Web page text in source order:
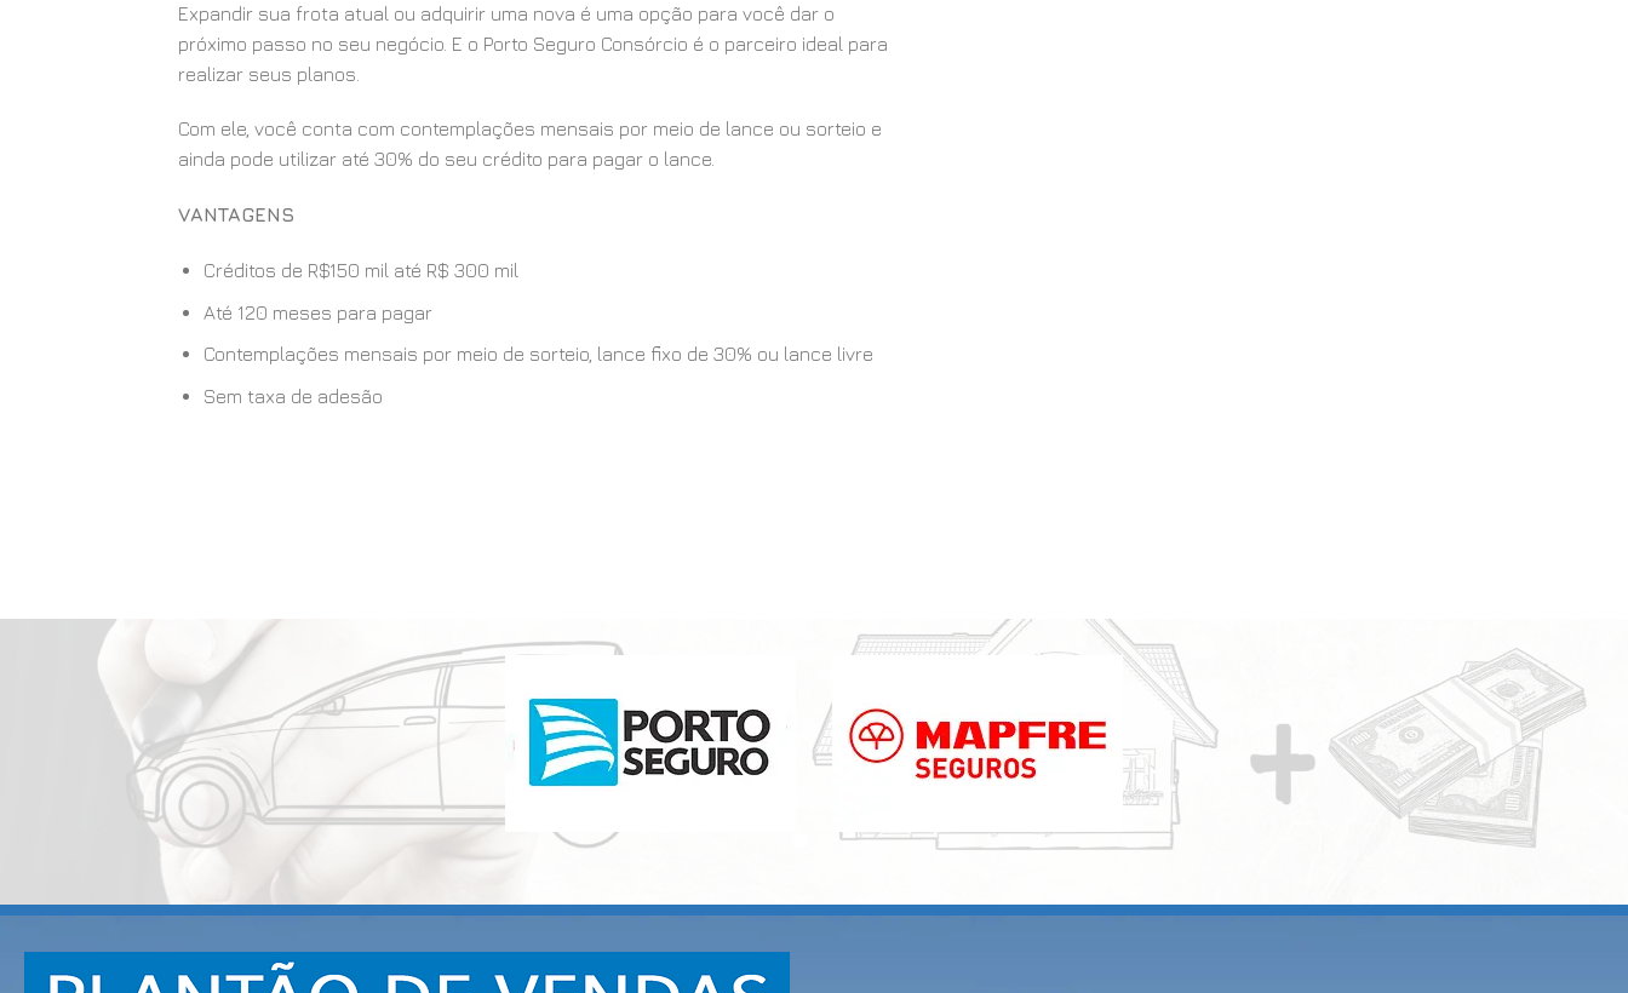
Expandir sua frota atual ou adquirir uma nova é uma opção para você dar o
próximo passo no seu negócio. E o Porto Seguro Consórcio é o parceiro ideal para
realizar seus planos.
Com ele, você conta com contemplações mensais por meio de lance ou sorteio e
ainda pode utilizar até 30% do seu crédito para pagar o lance.
VANTAGENS
Créditos de R$150 mil até R$ 300 mil
Até 120 meses para pagar
Contemplações mensais por meio de sorteio, lance fixo de 30% ou lance livre
Sem taxa de adesão